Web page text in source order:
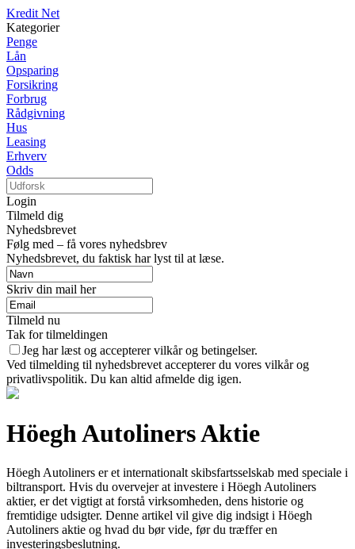
Kredit Net
Kategorier
Penge
Lån
Opsparing
Forsikring
Forbrug
Rådgivning
Hus
Leasing
Erhverv
Odds
Login
Tilmeld dig
Nyhedsbrevet
Følg med – få vores nyhedsbrev
Nyhedsbrevet, du faktisk har lyst til at læse.
Skriv din mail her
Tilmeld nu
Tak for tilmeldingen
Jeg har læst og accepterer vilkår og betingelser.
Ved tilmelding til nyhedsbrevet accepterer du vores vilkår og
privatlivspolitik. Du kan altid afmelde dig igen.
Höegh Autoliners Aktie
Höegh Autoliners er et internationalt skibsfartsselskab med speciale i
biltransport. Hvis du overvejer at investere i Höegh Autoliners
aktier, er det vigtigt at forstå virksomheden, dens historie og
fremtidige udsigter. Denne artikel vil give dig indsigt i Höegh
Autoliners aktie og hvad du bør vide, før du træffer en
investeringsbeslutning.